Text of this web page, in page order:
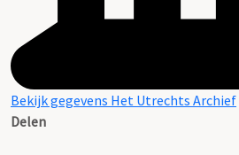
Bekijk gegevens Het Utrechts Archief
Delen